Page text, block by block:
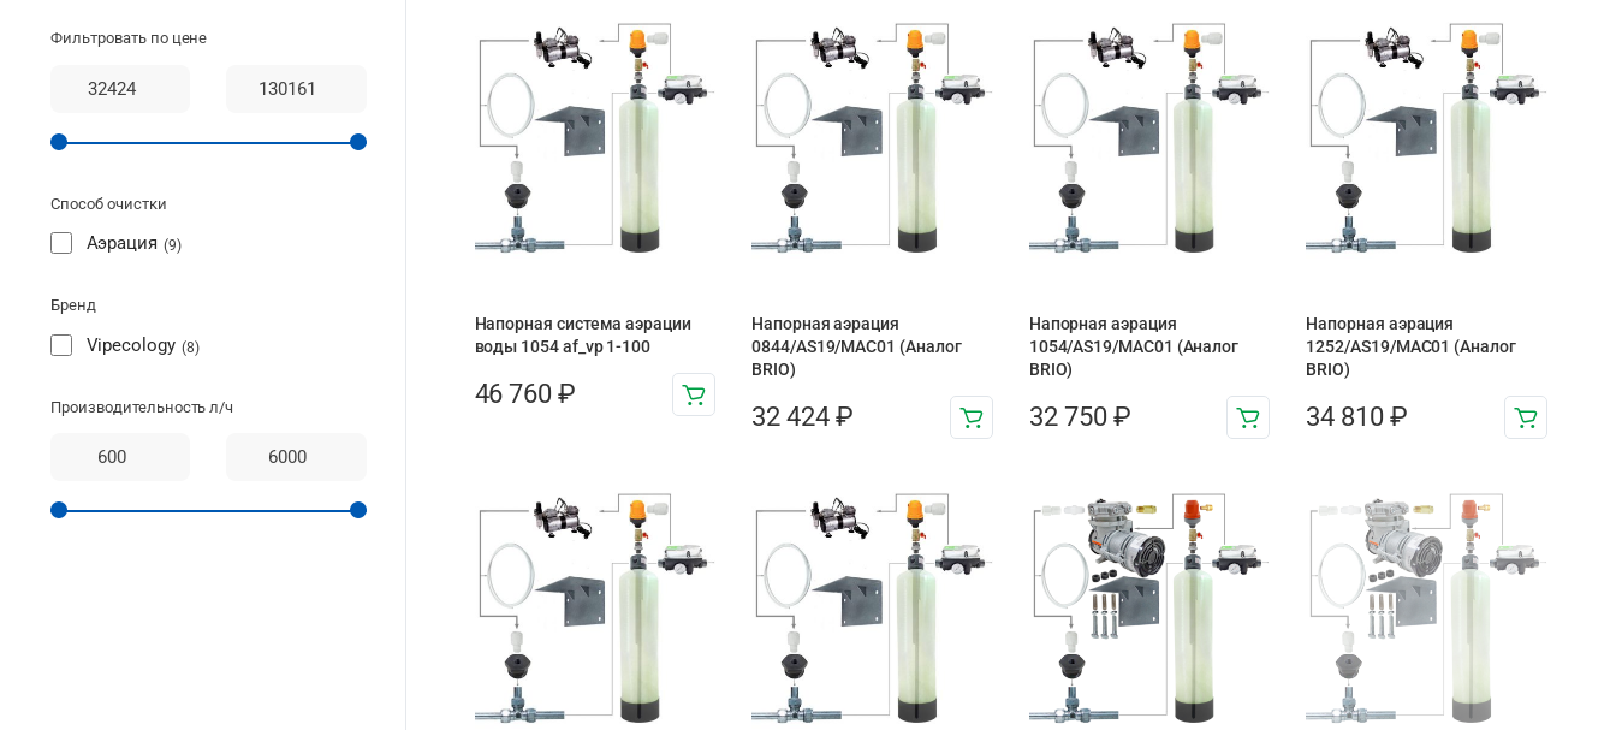
Напорная система аэрации
воды 1054 af_vp 1-100
46 760₽
Напорная аэрация
0844/AS19/MAC01 (Аналог
BRIO)
32 424 ₽
Напорная аэрация
1054/AS19/MAC01 (Аналог
BRIO)
32 750 ₽
Напорная аэрация
1252/AS19/MAC01 (Аналог
BRIO)
34 810₽
Фильтровать по цене
Способ очистки
Аэрация 9
Бренд
Vipecology 8
Производительность л/ч